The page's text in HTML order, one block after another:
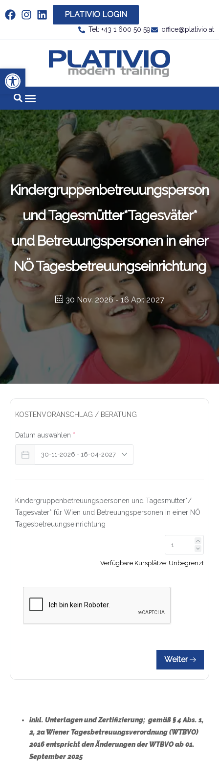
Werkzeugleiste öffnen
Link zu https://www.linkedin.com/company/
PLATIVIO LOGIN
Tel: +43 1 600 50 59 office@plativio.at
Link zu
Kindergruppenbetreuungsperson
und Tagesmütter*Tagesväter*
und Betreuungspersonen in einer
NÖ Tagesbetreuungseinrichtung
30 Nov. 2026- 16 Apr. 2027
inkl. Unterlagen und Zertifizierung; gemäß § 4 Abs. 1,
2, 2a Wiener Tagesbetreuungsverordnung (WTBVO)
2016 entspricht den Änderungen der WTBVO ab 01.
September 2025
KOSTENVORANSCHLAG / BERATUNG
Datum auswählen *
Kindergruppenbetreuungspersonen und Tagesmutter*/
Tagesvater* für Wien und Betreuungspersonen in einer NÖ
Tagesbetreuungseinrichtung
Link
Link
Verfügbare Kursplätze: Unbegrenzt
Weiter